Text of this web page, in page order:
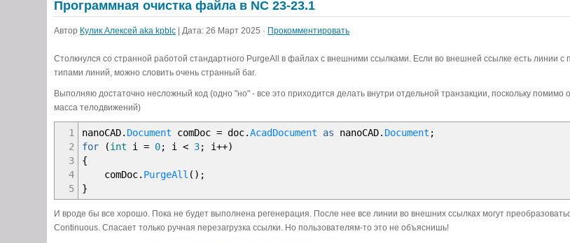
Программная очистка файла в NC 23-23.1
Автор Кулик Алексей aka kpblc | Дата: 26 Март 2025 · Прокомментировать
Столкнулся со странной работой стандартного PurgeAll в файлах с внешними ссылками. Если во внешней ссылке есть линии с
типами линий, можно словить очень странный баг.
Выполняю достаточно несложный код (одно "но" - все это приходится делать внутри отдельной транзакции, поскольку помимо
масса телодвижений)
1
2
3
4
5
nanoCAD. Document comDoc= doc.AcadDocument as nanoCAD. Document ;
for
(int i= 0; i< 3; i++)
{
comDoc. PurgeAll ( ) ;
}
И вроде бы все хорошо. Пока не будет выполнена регенерация. После нее все линии во внешних ссылках могут
Continuous. Спасает только ручная перезагрузка ссылки. Но пользователям-то это не объяснишь!